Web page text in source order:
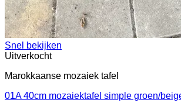
Snel bekijken
Uitverkocht
Marokkaanse mozaiek tafel
01A 40cm mozaiektafel simple groen/